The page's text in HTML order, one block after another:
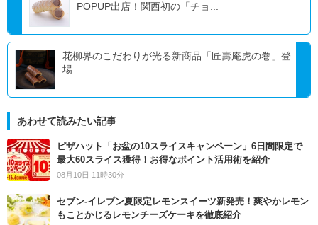
POPUP出店！関西初の「チョ...
花柳界のこだわりが光る新商品「匠壽庵虎の巻」登
場
あわせて読みたい記事
ピザハット「お盆の10スライスキャンペーン」6日間限定で
最大60スライス獲得！お得なポイント活用術を紹介
08月10日 11時30分
セブン‐イレブン夏限定レモンスイーツ新発売！爽やかレモン
もことかじるレモンチーズケーキを徹底紹介